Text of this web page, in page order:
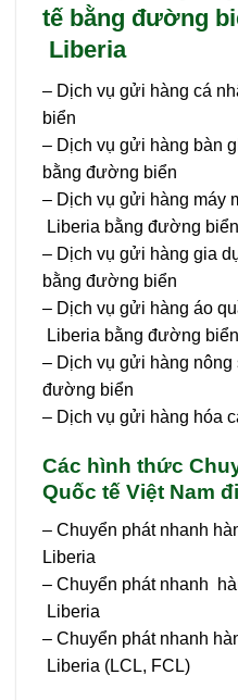
tế bằng đường
Liberia
– Dịch vụ gửi hàng cá
biển
– Dịch vụ gửi hàng bàn
bằng đường biển
– Dịch vụ gửi hàng máy
Liberia bằng đường biển
– Dịch vụ gửi hàng gia
bằng đường biển
– Dịch vụ gửi hàng áo
Liberia bằng đường biển
– Dịch vụ gửi hàng
đường biển
– Dịch vụ gửi hàng hóa
Các hình thức
Quốc tế Việt Nam
– Chuyển phát nhanh
Liberia
– Chuyển phát nhanh
Liberia
– Chuyển phát nhanh
Liberia (LCL, FCL)